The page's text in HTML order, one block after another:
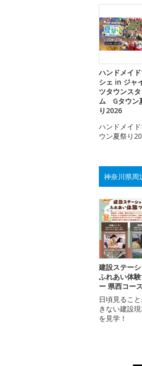
ハンドメイ
シェ in ジャ
ツタウンス
ム Gタウン
り2026
ハンドメイド
ウン夏祭り
神奈川県周
建設ステー
ふれあい体
ー 県西コース
日頃見るこ
きない建設
を見学！